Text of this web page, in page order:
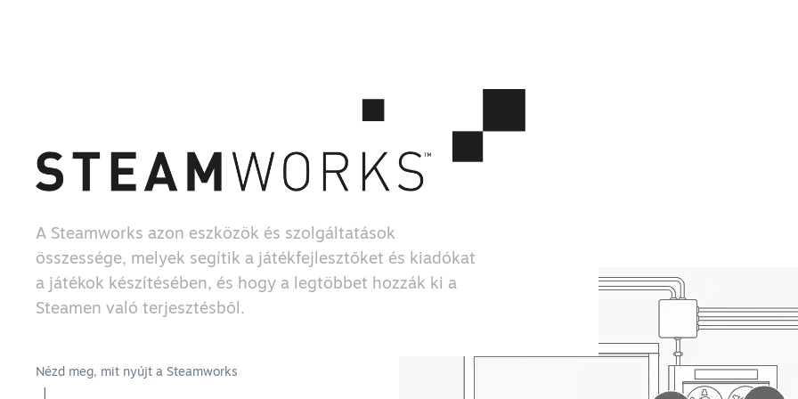
A Steamworks azon eszközök és szolgáltatások
összessége, melyek segítik a játékfejlesztőket és kiadókat
a játékok készítésében, és hogy a legtöbbet hozzák ki a
Steamen való terjesztésből.
Nézd meg, mit nyújt a Steamworks